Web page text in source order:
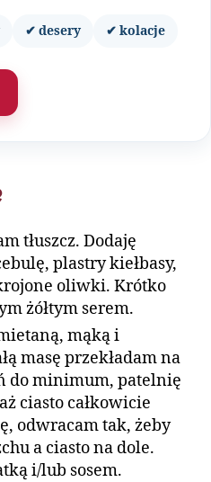
✔ desery ✔ kolacje
tłuszcz. Dodaję
plastry kiełbasy,
oliwki. Krótko
żółtym serem.
mąką i
masę przekładam na
do minimum, patelnię
ciasto całkowicie
odwracam tak, żeby
a ciasto na dole.
i/lub sosem.